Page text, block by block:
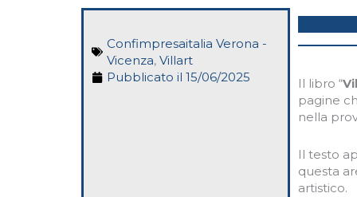
Confimpresaitalia Verona -
Vicenza, Villart
Pubblicato il 15/06/2025 Il libro “
pagine
nella
Il testo
questa
artistico.